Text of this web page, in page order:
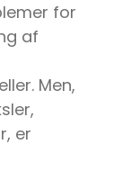
for
af
Men,
er